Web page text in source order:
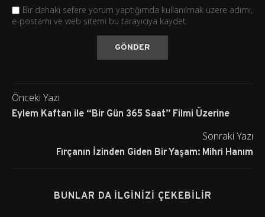
Bir dahaki sefere yorum yaptığımda kullanılmak üzere adımı,
e-postamı ve web sitemi bu tarayıcıya kaydet.
Önceki Yazı
Eylem Kaftan ile “Bir Gün 365 Saat” Filmi Üzerine
Sonraki Yazı
Fırçanın İzinden Giden Bir Yaşam: Mihri Hanım
BUNLAR DA İLGINIZI ÇEKEBILIR